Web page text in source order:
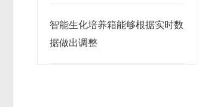
智能生化培养箱能够根据实时数
据做出调整